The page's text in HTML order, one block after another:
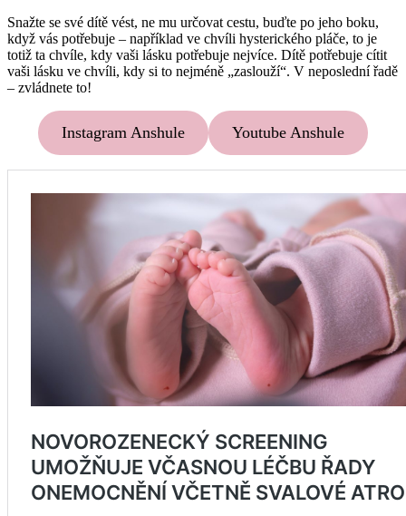
Snažte se své dítě vést, ne mu určovat cestu, buďte po jeho boku,
když vás potřebuje – například ve chvíli hysterického pláče, to je
totiž ta chvíle, kdy vaši lásku potřebuje nejvíce. Dítě potřebuje cítit
vaši lásku ve chvíli, kdy si to nejméně „zaslouží“. V neposlední řadě
– zvládnete to!
Instagram Anshule Youtube Anshule